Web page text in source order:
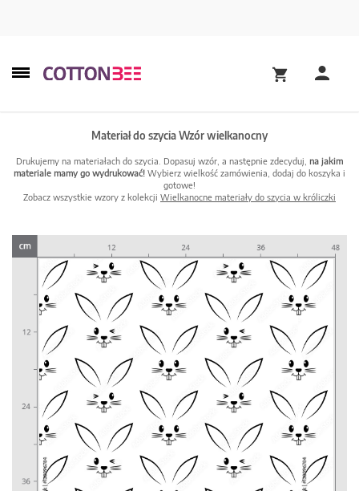
Materiał do szycia Wzór wielkanocny
Drukujemy na materiałach do szycia. Dopasuj wzór, a następnie zdecyduj, na jakim
materiale mamy go wydrukować! Wybierz wielkość zamówienia, dodaj do koszyka i
gotowe!
Zobacz wszystkie wzory z kolekcji Wielkanocne materiały do szycia w króliczki